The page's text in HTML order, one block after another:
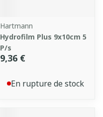
Hartmann
Hydrofilm Plus 9x10cm 5
P/s
9,36 €
En rupture de stock